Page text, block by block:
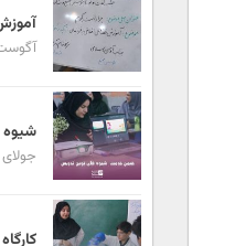
آگوست 1,
جولای 31, 2026